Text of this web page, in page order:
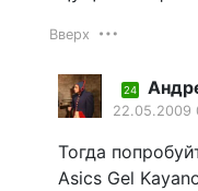
Вверх
24
22.05.2009
Тогда
Asics Gel